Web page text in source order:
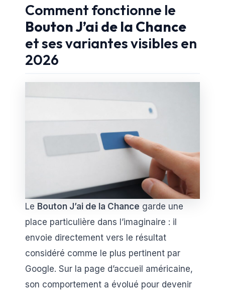
Comment fonctionne le
Bouton J’ai de la Chance
et ses variantes visibles en
2026
Le Bouton J’ai de la Chance garde une
place particulière dans l’imaginaire : il
envoie directement vers le résultat
considéré comme le plus pertinent par
Google. Sur la page d’accueil américaine,
son comportement a évolué pour devenir